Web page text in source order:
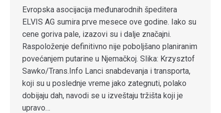
Evropska asocijacija međunarodnih špeditera
ELVIS AG sumira prve mesece ove godine. Iako su
cene goriva pale, izazovi su i dalje značajni.
Raspoloženje definitivno nije poboljšano planiranim
povećanjem putarine u Njemačkoj. Slika: Krzysztof
Sawko/Trans.Info Lanci snabdevanja i transporta,
koji su u poslednje vreme jako zategnuti, polako
dobijaju dah, navodi se u izveštaju tržišta koji je
upravo…